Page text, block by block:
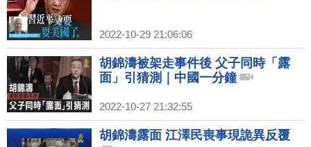
2022-10-29 21:06:06
胡錦濤被架走事件後 父子同時「露
面」引猜測｜中國一分鐘
2022-10-27 21:32:55
胡錦濤露面 江澤民喪事現詭異反覆